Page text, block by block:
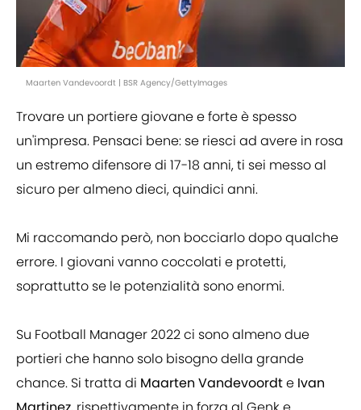
Maarten Vandevoordt | BSR Agency/GettyImages
Trovare un portiere giovane e forte è spesso
un'impresa. Pensaci bene: se riesci ad avere in rosa
un estremo difensore di 17-18 anni, ti sei messo al
sicuro per almeno dieci, quindici anni.
Mi raccomando però, non bocciarlo dopo qualche
errore. I giovani vanno coccolati e protetti,
soprattutto se le potenzialità sono enormi.
Su Football Manager 2022 ci sono almeno due
portieri che hanno solo bisogno della grande
chance. Si tratta di Maarten Vandevoordte Ivan